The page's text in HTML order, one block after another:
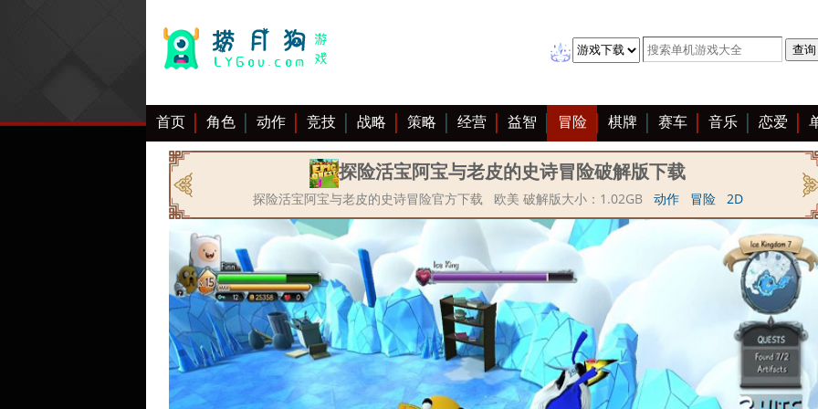
首页 角色 动作 竞技 战略 策略 经营 益智 冒险 棋牌 赛车 音乐 恋爱
大全
探险活宝阿宝与老皮的史诗冒险破解版下载
探险活宝阿宝与老皮的史诗冒险官方下载 欧美 破解版大小：1.02GB 动作 冒险 2D